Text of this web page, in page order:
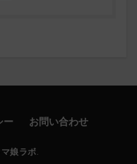
ー お問い合わせ
娘ラボ.